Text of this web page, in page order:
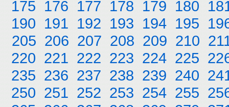
175 176 177 178 179 180
190 191 192 193 194 195
205 206 207 208 209 210
220 221 222 223 224 225
235 236 237 238 239 240
250 251 252 253 254 255